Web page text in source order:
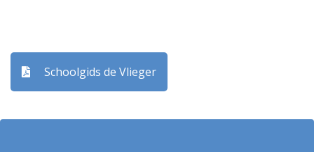
Schoolgids de Vlieger